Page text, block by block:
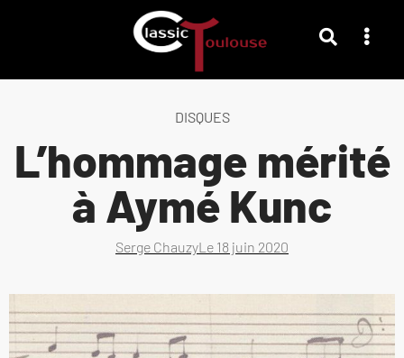
DISQUES
L’hommage mérité
à Aymé Kunc
Serge ChauzyLe 18 juin 2020